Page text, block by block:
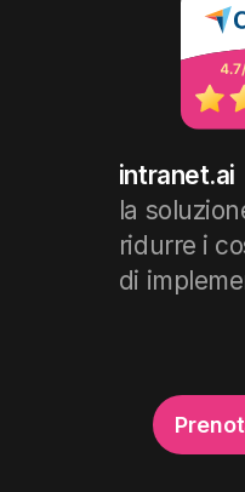
intranet.ai
la
ridurre i
di